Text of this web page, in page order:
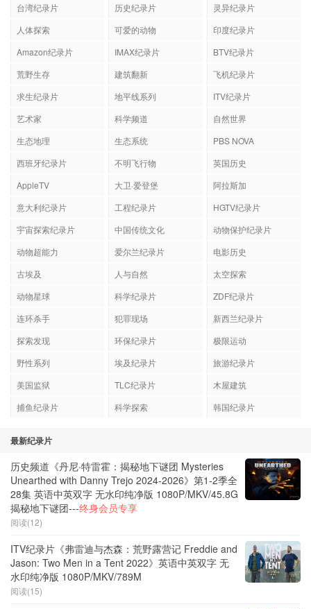
台湾纪录片
历史纪录片
灵异纪录片
人体探索
可爱的动物
印度纪录片
Amazon纪录片
IMAX纪录片
BTV纪录片
荒野生存
建筑翻新
飞机纪录片
求生纪录片
地平线系列
ITV纪录片
艺术家
科学频道
自然世界
生态地理
生态系统
PBS NOVA
西班牙纪录片
不明飞行物
英国历史
AppleTV
大卫·爱登堡
阿拉斯加
意大利纪录片
工程纪录片
HGTV纪录片
宇宙探索纪录片
中国传统文化
动物保护纪录片
动物超能力
爱尔兰纪录片
电影历史
古埃及
人与自然
太空探索
动物星球
科学纪录片
ZDF纪录片
连环杀手
犯罪现场
新西兰纪录片
探索发现
环保纪录片
极限运动
野性系列
埃及纪录片
旅游纪录片
美国监狱
TLC纪录片
木屋建筑
捕鱼纪录片
科学探索 韩国纪录片
最新纪录片
历史频道《丹尼·特雷霍：揭秘地下谜团 Mysteries
Unearthed with Danny Trejo 2024-2026》第1-2季全
28集 英语中英双字 无水印纯净版 1080P/MKV/45.8G
揭秘地下谜团---终身会员专享
阅读(12)
ITV纪录片《弗雷迪与杰森：荒野露营记 Freddie and
Jason: Two Men in a Tent 2022》英语中英双字 无
水印纯净版 1080P/MKV/789M
阅读(15)